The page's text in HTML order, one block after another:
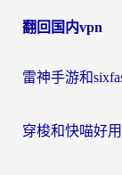
导
翻回国内vpn